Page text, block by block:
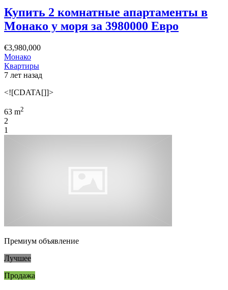
Купить 2 комнатные апартаменты в
Монако у моря за 3980000 Евро
€3,980,000
Монако
Квартиры
7 лет назад
<![CDATA[]]>
63 m2
2
1
Премиум объявление
Лучшее
Продажа